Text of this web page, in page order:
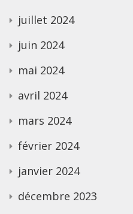
juillet 2024
juin 2024
mai 2024
avril 2024
mars 2024
février 2024
janvier 2024
décembre 2023